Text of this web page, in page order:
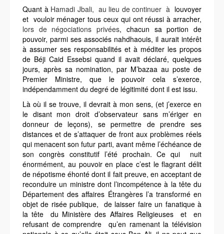
Quant à Hamadi Jbali, au lieu de continuer à louvoyer
et vouloir ménager tous ceux qui ont réussi à arracher,
lors de négociations privées, chacun sa portion de
pouvoir, parmi ses associés nahdhaouis, il aurait intérêt
à assumer ses responsabilités et à méditer les propos
de Béji Caid Essebsi quand il avait déclaré, quelques
jours, après sa nomination, par M’bazaa au poste de
Premier Ministre, que le pouvoir cela s’exerce,
indépendamment du degré de légitimité dont il est issu.
Là où il se trouve, il devrait à mon sens, (et j’exerce en
le disant mon droit d’observateur sans m’ériger en
donneur de leçons), se permettre de prendre ses
distances et de s’attaquer de front aux problèmes réels
qui menacent son futur parti, avant même l’échéance de
son congrès constitutif l’été prochain. Ce qui nuit
énormément, au pouvoir en place c’est le flagrant délit
de népotisme éhonté dont il fait preuve, en acceptant de
reconduire un ministre dont l’incompétence à la tête du
Département des affaires Étrangères l’a transformé en
objet de risée publique, de laisser faire un fanatique à
la tête du Ministère des Affaires Religieuses et en
refusant de comprendre qu’en ramenant la télévision